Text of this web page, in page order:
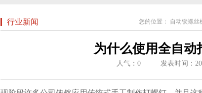
行业新闻 您的位置： 自动锁螺丝
为什么使用全自动
人气： 0 发表时间：